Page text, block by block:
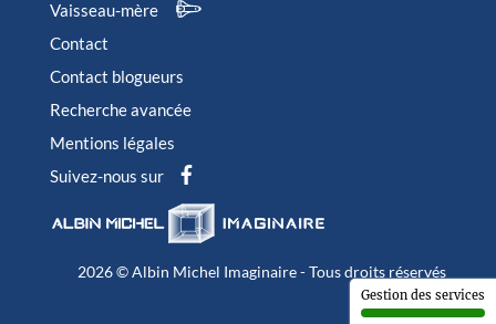
Vaisseau-mère
Contact
Contact blogueurs
Recherche avancée
Mentions légales
Suivez-nous sur
2026 © Albin Michel Imaginaire - Tous droits réservés
Gestion des services